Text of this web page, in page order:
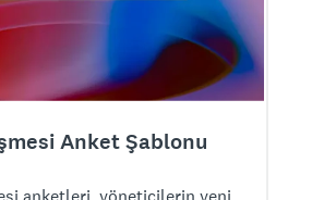
Anket Şablonu